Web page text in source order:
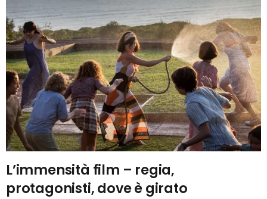
L’immensità film – regia,
protagonisti, dove è girato